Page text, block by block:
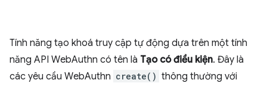
Tính năng tạo khoá truy cập tự động dựa trên một tính
năng API WebAuthn có tên là Tạo có điều kiện. Đây là
các yêu cầu WebAuthn create() thông thường với